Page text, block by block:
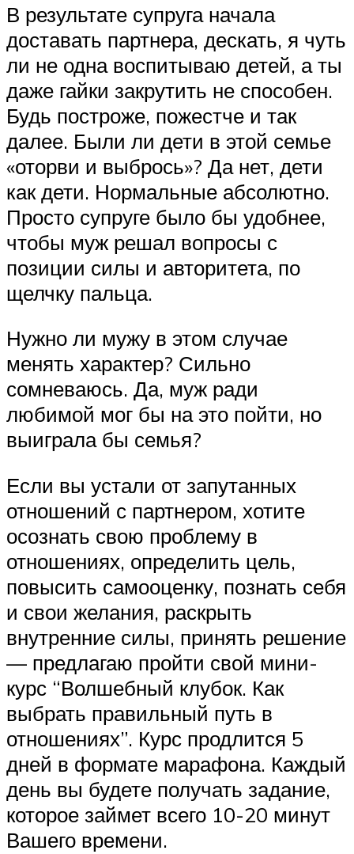
В результате супруга начала
доставать партнера, дескать, я чуть
ли не одна воспитываю детей, а ты
даже гайки закрутить не способен.
Будь построже, пожестче и так
далее. Были ли дети в этой семье
«оторви и выбрось»? Да нет, дети
как дети. Нормальные абсолютно.
Просто супруге было бы удобнее,
чтобы муж решал вопросы с
позиции силы и авторитета, по
щелчку пальца.
Нужно ли мужу в этом случае
менять характер? Сильно
сомневаюсь. Да, муж ради
любимой мог бы на это пойти, но
выиграла бы семья?
Если вы устали от запутанных
отношений с партнером, хотите
осознать свою проблему в
отношениях, определить цель,
повысить самооценку, познать себя
и свои желания, раскрыть
внутренние силы, принять решение
— предлагаю пройти свой мини-
курс “Волшебный клубок. Как
выбрать правильный путь в
отношениях”. Курс продлится 5
дней в формате марафона. Каждый
день вы будете получать задание,
которое займет всего 10-20 минут
Вашего времени.